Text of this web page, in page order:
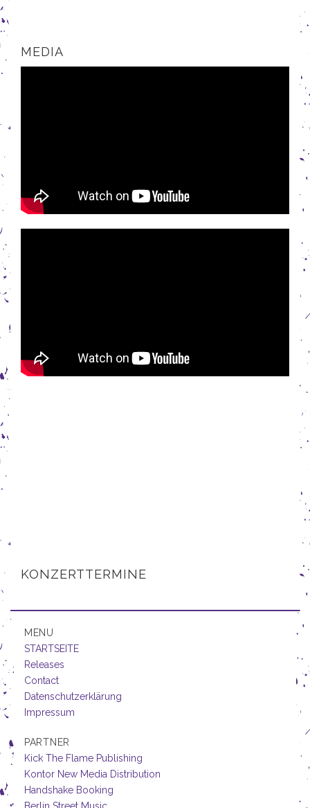
MEDIA
KONZERTTERMINE
MENU
STARTSEITE
Releases
Contact
Datenschutzerklärung
Impressum
PARTNER
Kick The Flame Publishing
Kontor New Media Distribution
Handshake Booking